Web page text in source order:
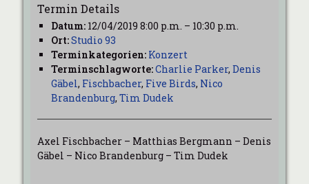
Termin Details
Datum: 12/04/2019 8:00 p.m. – 10:30 p.m.
Ort:Studio 93
Terminkategorien: Konzert
Terminschlagworte:Charlie Parker, Denis
Gäbel, Fischbacher, Five Birds, Nico
Brandenburg, Tim Dudek
Axel Fischbacher – Matthias Bergmann – Denis
Gäbel – Nico Brandenburg – Tim Dudek